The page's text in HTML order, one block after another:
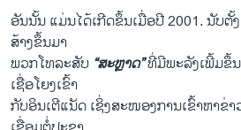
ອັນນັ້ນ ແມ່ນໄດ້ເກີດຂຶ້ນເມື່ອປີ 2001. ນັບຕັ້
ສ້າງຂຶ້ນມາ
ພວກໂທລະສັບ “ສະຫຼາດ”ທີ່ມີພະລັງເພີ້ມຂຶ້
ເຊື່ອໂຍງເຂົ້າ
ກັບອິນເຕີແນັດ ເຊິ່ງສະໜອງການເຂົ້າຫາຂ່